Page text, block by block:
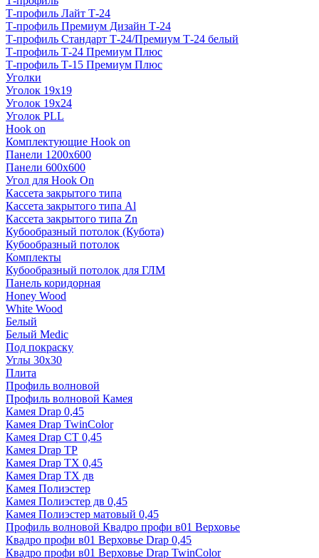
Т-профиль Лайт Т-24
Т-профиль Премиум Дизайн Т-24
Т-профиль Стандарт Т-24/Премиум Т-24 белый
Т-профиль Т-24 Премиум Плюс
Т-профиль Т-15 Премиум Плюс
Уголки
Уголок 19х19
Уголок 19х24
Уголок PLL
Hook on
Комплектующие Hook on
Панели 1200х600
Панели 600х600
Угол для Hook On
Кассета закрытого типа
Кассета закрытого типа Al
Кассета закрытого типа Zn
Кубообразный потолок (Кубота)
Кубообразный потолок
Комплекты
Кубообразный потолок для ГЛМ
Панель коридорная
Honey Wood
White Wood
Белый
Белый Medic
Под покраску
Углы 30х30
Плита
Профиль волновой
Профиль волновой Камея
Камея Drap 0,45
Камея Drap TwinColor
Камея Drap СТ 0,45
Камея Drap ТР
Камея Drap ТХ 0,45
Камея Drap ТХ дв
Камея Полиэстер
Камея Полиэстер дв 0,45
Камея Полиэстер матовый 0,45
Профиль волновой Квадро профи в01 Верховье
Квадро профи в01 Верховье Drap 0,45
Квадро профи в01 Верховье Drap TwinColor